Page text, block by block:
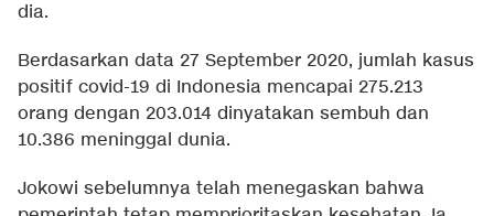
dia.
Berdasarkan data 27 September 2020, jumlah kasus
positif covid-19 di Indonesia mencapai 275.213
orang dengan 203.014 dinyatakan sembuh dan
10.386 meninggal dunia.
Jokowi sebelumnya telah menegaskan bahwa